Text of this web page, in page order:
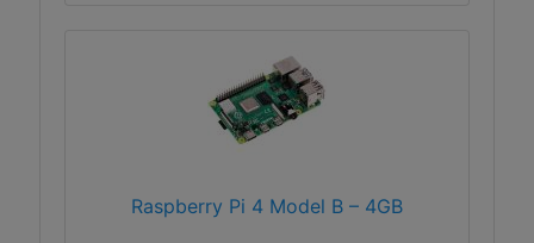
Raspberry Pi 4 Model B – 4GB